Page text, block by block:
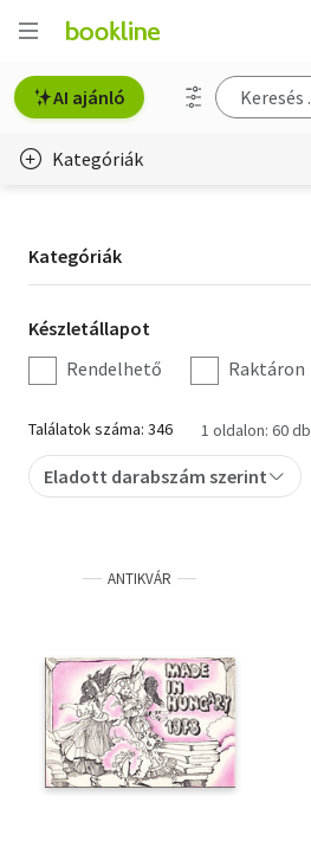
AI ajánló
Kategóriák
Régi képeslap
Életmód, egészség
Erotika
Gyermek- és ifjúsági
Hobbi, szabadidő
Minikönyv
Művészet
Szakkönyv
Kategória
szűrés
Kategóriák
Készletállapot
szűrés
Készletállapot
Rendelhető
Raktáron
Találatok száma: 346 1 oldalon: 60 db
Eladott darabszám szerint
ANTIKVÁR